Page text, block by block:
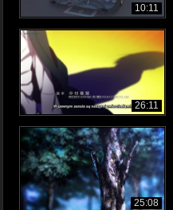
10:11
26:11
25:08